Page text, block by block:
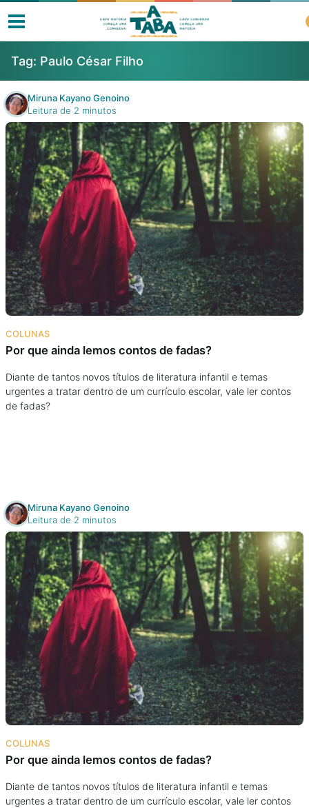
Livros
Resenhas
Clube de Leitores
Listas
Como ler?
Na escola
Na família
Colunas
Cursos On line
E-Books
Eventos
Podcast
Assine
Taba na Escola
Tag: Paulo César Filho
Miruna Kayano Genoino
Leitura de 2 minutos
COLUNAS
Por que ainda lemos contos de fadas?
Diante de tantos novos títulos de literatura infantil e temas
urgentes a tratar dentro de um currículo escolar, vale ler contos
de fadas?
Miruna Kayano Genoino
Leitura de 2 minutos
COLUNAS
Por que ainda lemos contos de fadas?
Diante de tantos novos títulos de literatura infantil e temas
urgentes a tratar dentro de um currículo escolar, vale ler contos